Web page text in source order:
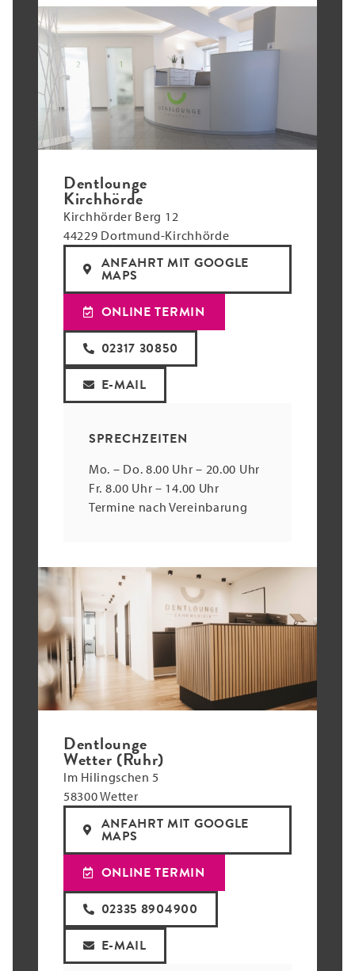
Dentlounge
Kirchhörde
Kirchhörder Berg 12
44229 Dortmund-Kirchhörde
ANFAHRT MIT GOOGLE
MAPS
ONLINE TERMIN
02317 30850
E-MAIL
SPRECHZEITEN
Mo. – Do. 8.00 Uhr – 20.00 Uhr
Fr. 8.00 Uhr – 14.00 Uhr
Termine nach Vereinbarung
Dentlounge
Wetter (Ruhr)
Im Hilingschen 5
58300 Wetter
ANFAHRT MIT GOOGLE
MAPS
ONLINE TERMIN
02335 8904900
E-MAIL